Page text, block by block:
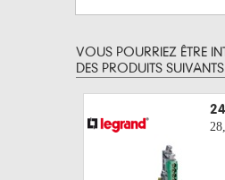
VOUS POURRIEZ ÊTRE
DES PRODUITS SUIVANTS